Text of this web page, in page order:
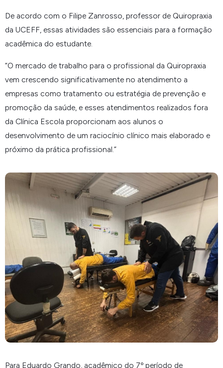
De acordo com o Filipe Zanrosso, professor de Quiropraxia
da UCEFF, essas atividades são essenciais para a formação
acadêmica do estudante.
“O mercado de trabalho para o profissional da Quiropraxia
vem crescendo significativamente no atendimento a
empresas como tratamento ou estratégia de prevenção e
promoção da saúde, e esses atendimentos realizados fora
da Clínica Escola proporcionam aos alunos o
desenvolvimento de um raciocínio clínico mais elaborado e
próximo da prática profissional.”
Para Eduardo Grando, acadêmico do 7º período de